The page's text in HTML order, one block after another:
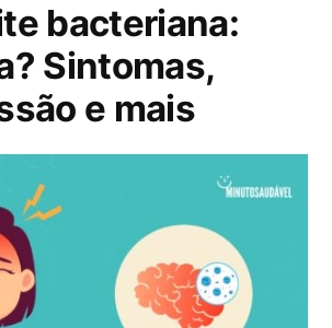
bacteriana:
Sintomas,
e mais